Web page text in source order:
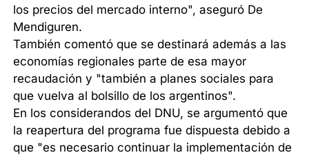
los precios del mercado interno", aseguró De
Mendiguren.
También comentó que se destinará además a las
economías regionales parte de esa mayor
recaudación y "también a planes sociales para
que vuelva al bolsillo de los argentinos".
En los considerandos del DNU, se argumentó que
la reapertura del programa fue dispuesta debido a
que "es necesario continuar la implementación de